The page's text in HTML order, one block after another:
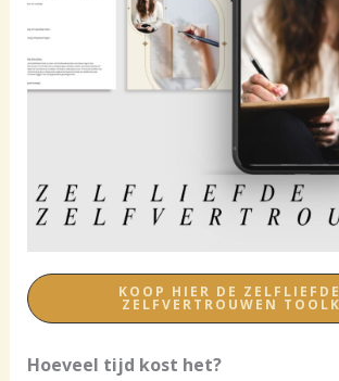
KOOP HIER DE
ZELFVERTROUWEN
Hoeveel tijd kost het?